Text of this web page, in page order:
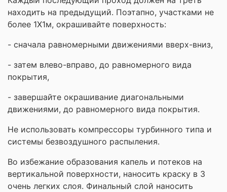
находить на предыдущий. Поэтапно, участками не
более 1Х1м, окрашивайте поверхность:
- сначала равномерными движениями вверх-вниз,
- затем влево-вправо, до равномерного вида
покрытия,
- завершайте окрашивание диагональными
движениями, до равномерного вида покрытия.
Не использовать компрессоры турбинного типа и
системы безвоздушного распыления.
Во избежание образования капель и потеков на
вертикальной поверхности, наносить краску в 3
очень легких слоя. Финальный слой наносить